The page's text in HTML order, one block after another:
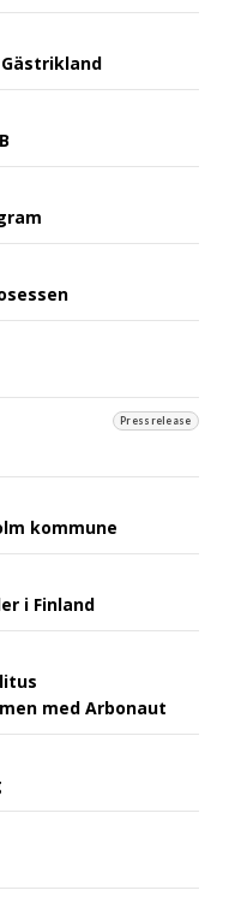
Pressrelease
kommune
i Finland
med Arbonaut